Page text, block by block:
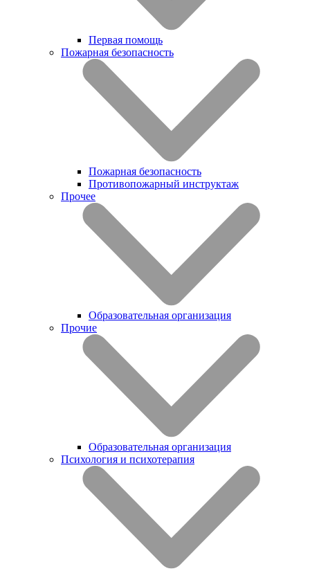
Первая помощь
Пожарная безопасность
Пожарная безопасность
Противопожарный инструктаж
Прочее
Образовательная организация
Прочие
Образовательная организация
Психология и психотерапия